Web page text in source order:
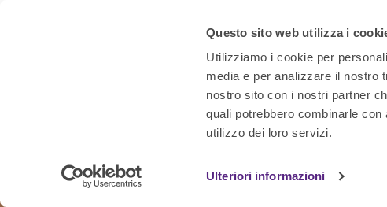
Questo sito web utilizza i
Utilizziamo i cookie per
media e per analizzare il nostro
nostro sito con i nostri partner
quali potrebbero combinarle
utilizzo dei loro servizi.
Ulteriori informazioni